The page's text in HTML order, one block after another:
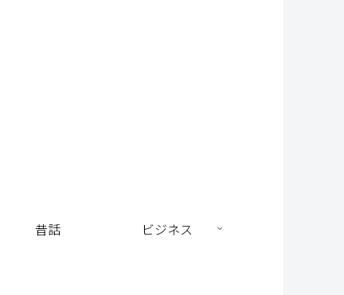
昔話 ビジネス